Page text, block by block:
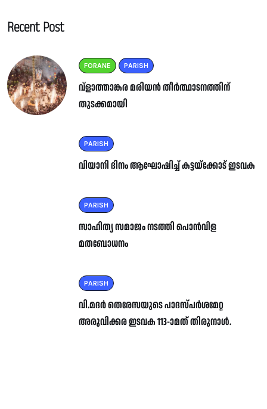
Recent Post
FORANE PARISH
വ്ളാത്താങ്കര മരിയൻ തീർത്ഥാടനത്തിന്
തുടക്കമായി
PARISH
വിയാനി ദിനം ആഘോഷിച്ച് കട്ടയ്ക്കോട് ഇടവക
PARISH
സാഹിത്യ സമാജം നടത്തി പൊൻവിള
മതബോധനം
PARISH
വി.മദർ തെരേസയുടെ പാദസ്പർശമേറ്റ
അരുവിക്കര ഇടവക 113-ാമത് തിരുനാൾ.